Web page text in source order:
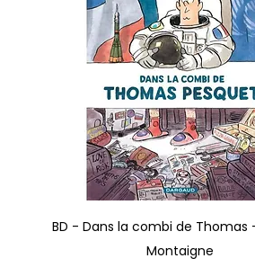
BD - Dans la combi de Thomas
Montaigne